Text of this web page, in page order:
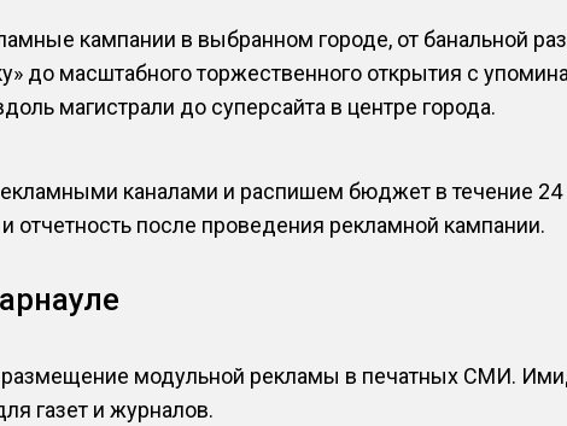
кампании в выбранном городе, от банальной
до масштабного торжественного открытия с
магистрали до суперсайта в центре города.
каналами и распишем бюджет в течение 24
отчетность после проведения рекламной кампании.
размещение модульной рекламы в печатных СМИ.
газет и журналов.